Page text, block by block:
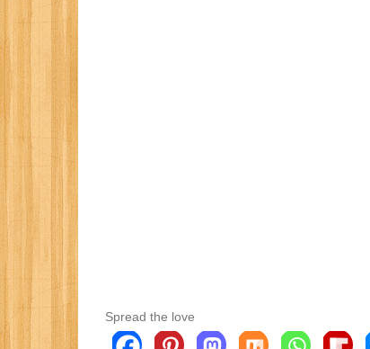
Spread the love